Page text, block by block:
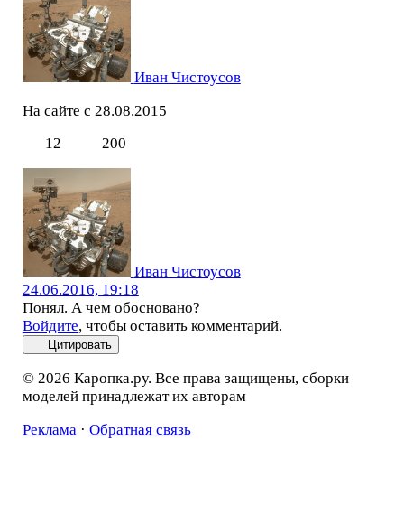
Иван Чистоусов
На сайте с 28.08.2015
12
200
Иван Чистоусов
24.06.2016, 19:18
Понял. А чем обосновано?
Войдите, чтобы оставить комментарий.
Цитировать
© 2026 Каропка.ру. Все права защищены, сборки
моделей принадлежат их авторам
Реклама · Обратная связь